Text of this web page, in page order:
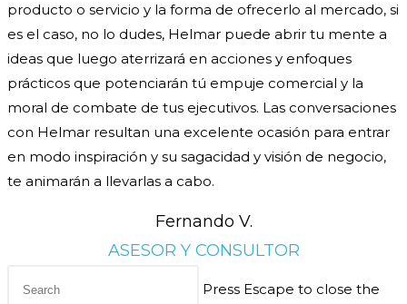
producto o servicio y la forma de ofrecerlo al mercado, si
es el caso, no lo dudes, Helmar puede abrir tu mente a
ideas que luego aterrizará en acciones y enfoques
prácticos que potenciarán tú empuje comercial y la
moral de combate de tus ejecutivos. Las conversaciones
con Helmar resultan una excelente ocasión para entrar
en modo inspiración y su sagacidad y visión de negocio,
te animarán a llevarlas a cabo.
Fernando V.
ASESOR Y CONSULTOR
Press Escape to close the